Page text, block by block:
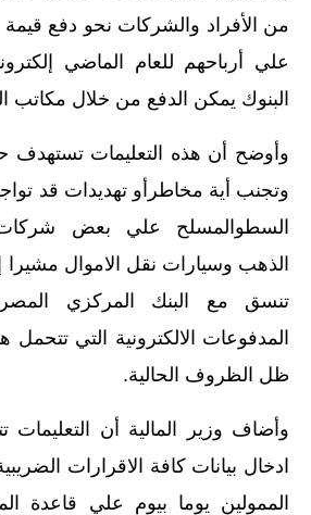
من الأفراد والشركات نحو دفع
علي أرباحهم للعام الماضي
البنوك يمكن الدفع من خلال مكاتب
وأوضح أن هذه التعليمات تستهدف
وتجنب أية مخاطرأو تهديدات قد
السطوالمسلح علي بعض
الذهب وسيارات نقل الاموال مشيرا
تنسق مع البنك المركزي
المدفوعات الالكترونية التي تتحمل
ظل الظروف الحالية.
وأضاف وزير المالية أن
ادخال بيانات كافة الاقرارات
الممولين يوما بيوم علي قاعدة